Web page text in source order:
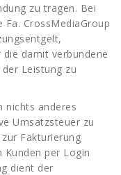
zu tragen. Bei
Fa. CrossMediaGroup
damit verbundene
Leistung zu
nichts anderes
Umsatzsteuer zu
Fakturierung
per Login
dient der